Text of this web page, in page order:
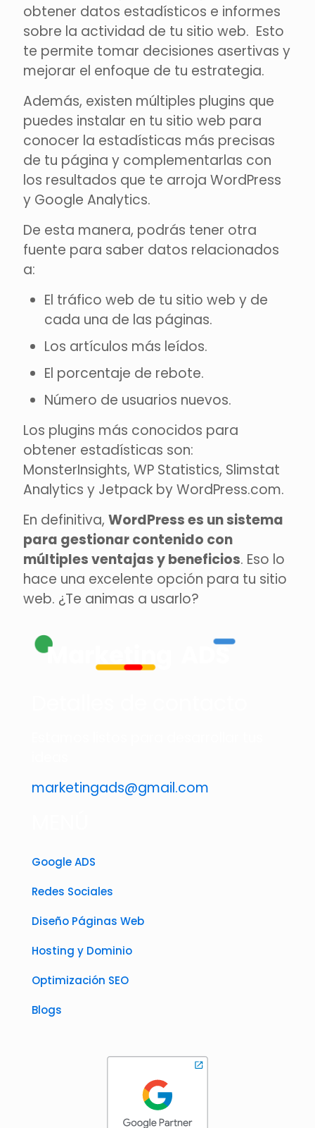
obtener datos estadísticos e informes
sobre la actividad de tu sitio web. Esto
te permite tomar decisiones asertivas y
mejorar el enfoque de tu estrategia.
Además, existen múltiples plugins que
puedes instalar en tu sitio web para
conocer la estadísticas más precisas
de tu página y complementarlas con
los resultados que te arroja WordPress
y Google Analytics.
De esta manera, podrás tener otra
fuente para saber datos relacionados
a:
El tráfico web de tu sitio web y de
cada una de las páginas.
Los artículos más leídos.
El porcentaje de rebote.
Número de usuarios nuevos.
Los plugins más conocidos para
obtener estadísticas son:
MonsterInsights, WP Statistics, Slimstat
Analytics y Jetpack by WordPress.com.
En definitiva, WordPress es un sistema
para gestionar contenido con
múltiples ventajas y beneficios. Eso lo
hace una excelente opción para tu sitio
web. ¿Te animas a usarlo?
marketingads@gmail.com
Google ADS
Redes Sociales
Diseño Páginas Web
Hosting y Dominio
Optimización SEO
Blogs